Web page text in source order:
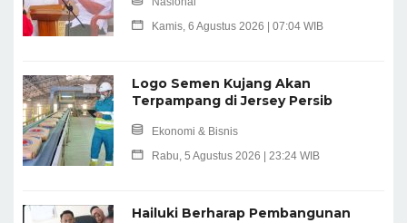
Kamis, 6 Agustus 2026 | 07:04 WIB
Logo Semen Kujang Akan
Terpampang di Jersey Persib
Ekonomi & Bisnis
Rabu, 5 Agustus 2026 | 23:24 WIB
Hailuki Berharap Pembangunan